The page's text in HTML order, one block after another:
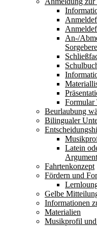
An-/
Beurlaubung
Bilingualer
Latein
Fahrtenkonzept
Fördern und
Gelbe
Informationen
Materialien
Musikprofil und